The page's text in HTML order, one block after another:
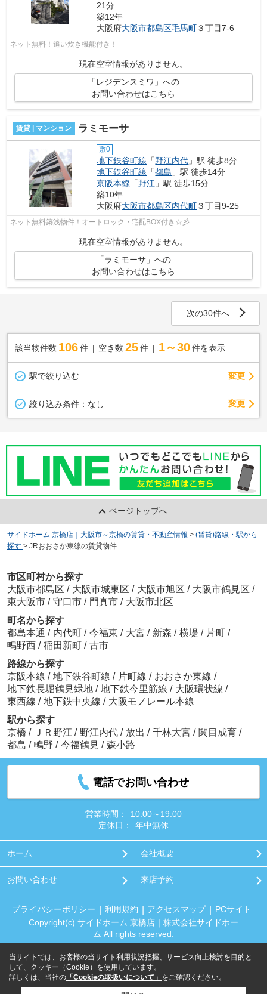
21分
築12年
大阪府大阪市都島区毛馬町３丁目7-6
ネット無料！追い炊き機能付き！
現在空室情報がありません。
「レジデンスミワ」への
お問い合わせはこちら
賃貸 | マンション ラミモーサ
敷0
地下鉄谷町線 「野江内代 」駅 徒歩8分
地下鉄谷町線 「都島 」駅 徒歩14分
京阪本線 「野江 」駅 徒歩15分
築10年
大阪府大阪市都島区内代町３丁目9-25
ネット無料築浅物件！オートロック・宅配BOX付き☆彡
現在空室情報がありません。
「ラミモーサ」への
お問い合わせはこちら
次の30件へ
該当物件数 106件 空き数 25 件 1～30 件を表示
駅で絞り込む 変更
絞り込み条件： なし 変更
ページトップへ
サイドホーム 京橋店｜大阪市～京橋の賃貸・不動産情報 > (賃貸)路線・駅から
探す > JRおおさか東線の賃貸物件
市区町村から探す
大阪市都島区 / 大阪市城東区 / 大阪市旭区 / 大阪市鶴見区 /
東大阪市 / 守口市 / 門真市 / 大阪市北区
町名から探す
都島本通 / 内代町 / 今福東 / 大宮 / 新森 / 横堤 / 片町 /
鴫野西 / 稲田新町 / 古市
路線から探す
京阪本線 / 地下鉄谷町線 / 片町線 / おおさか東線 /
地下鉄長堀鶴見緑地 / 地下鉄今里筋線 / 大阪環状線 /
東西線 / 地下鉄中央線 / 大阪モノレール本線
駅から探す
京橋 / ＪＲ野江 / 野江内代 / 放出 / 千林大宮 / 関目成育 /
都島 / 鴫野 / 今福鶴見 / 森小路
電話でお問い合わせ
営業時間：
10:00～19:00
定休日：
年中無休
ホーム 会社概要
お問い合わせ 来店予約
プライバシーポリシー 利用規約 アクセスマップ
PCサイト
Copyright(c) サイドホーム 京橋店｜株式会社サイドホー
ム All rights reserved.
当サイトでは、お客様の当サイト利用状況把握、サービス向上検討を目的と
して、クッキー（Cookie）を使用しています。
詳しくは、当社の 「Cookieの取扱いについて」 をご確認ください。